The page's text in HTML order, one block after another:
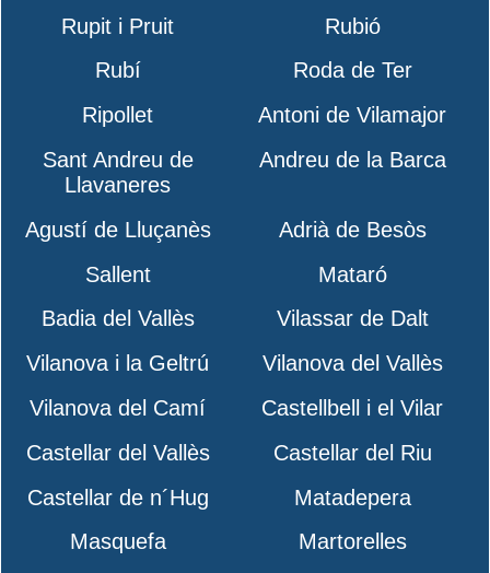
Rupit i Pruit
Rubió
Rubí
Roda de Ter
Ripollet
Antoni de Vilamajor
Sant Andreu de
Llavaneres
Andreu de la Barca
Agustí de Lluçanès
Adrià de Besòs
Sallent
Mataró
Badia del Vallès
Vilassar de Dalt
Vilanova i la Geltrú
Vilanova del Vallès
Vilanova del Camí
Castellbell i el Vilar
Castellar del Vallès
Castellar del Riu
Castellar de n´Hug
Matadepera
Masquefa
Martorelles